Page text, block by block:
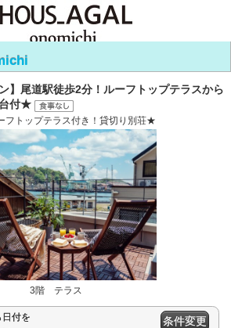
】尾道駅徒歩2分！ルーフトップテラスから
付★
フトップテラス付き！貸切り別荘★
3階 テラス
付を
条件変更